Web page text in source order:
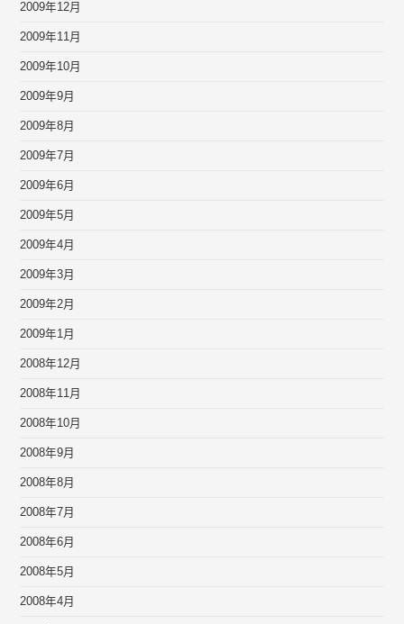
2009年12月
2009年11月
2009年10月
2009年9月
2009年8月
2009年7月
2009年6月
2009年5月
2009年4月
2009年3月
2009年2月
2009年1月
2008年12月
2008年11月
2008年10月
2008年9月
2008年8月
2008年7月
2008年6月
2008年5月
2008年4月